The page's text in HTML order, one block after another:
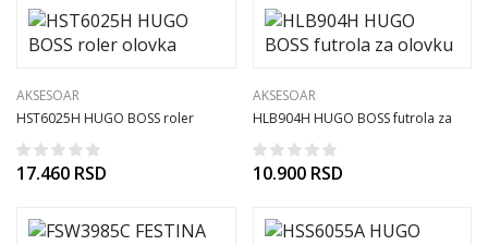
AKSESOAR
HST6025H HUGO BOSS roler
olovka
17.460 RSD
AKSESOAR
HLB904H HUGO BOSS futrola za
olovku
10.900 RSD